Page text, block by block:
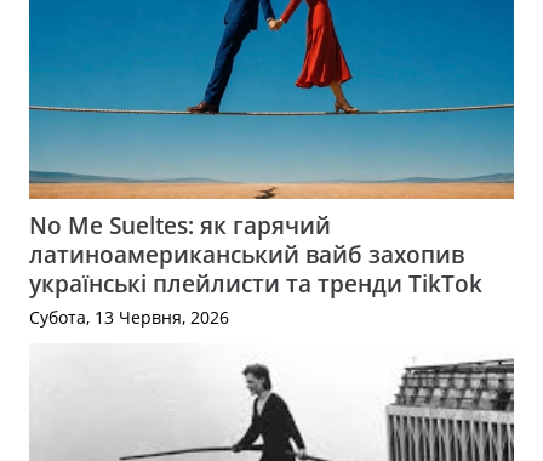
No Me Sueltes: як гарячий
латиноамериканський вайб захопив
українські плейлисти та тренди TikTok
Субота, 13 Червня, 2026